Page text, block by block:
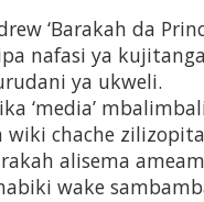
‘Barakah da
nafasi ya
ya ukweli.
‘media’
wiki chache
alisema
wake